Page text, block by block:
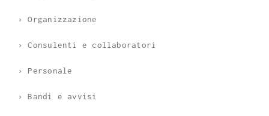
› Organizzazione
› Consulenti e collaboratori
› Personale
› Bandi e avvisi